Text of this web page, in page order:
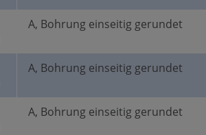
A, Bohrung einseitig gerundet
A, Bohrung einseitig gerundet
A, Bohrung einseitig gerundet